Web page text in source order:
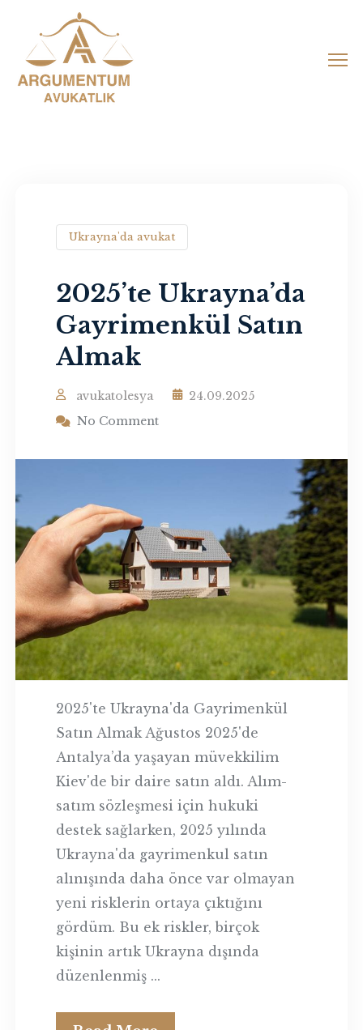
content
Ukrayna'da avukat
2025’te Ukrayna’da
Gayrimenkül Satın
Almak
avukatolesya
24.09.2025
No Comment
2025'te Ukrayna'da Gayrimenkül
Satın Almak Ağustos 2025'de
Antalya’da yaşayan müvekkilim
Kiev'de bir daire satın aldı. Alım-
satım sözleşmesi için hukuki
destek sağlarken, 2025 yılında
Ukrayna'da gayrimenkul satın
alınışında daha önce var olmayan
yeni risklerin ortaya çıktığını
gördüm. Bu ek riskler, birçok
kişinin artık Ukrayna dışında
düzenlenmiş ...